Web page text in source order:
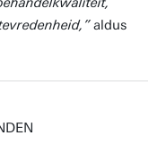
aldus